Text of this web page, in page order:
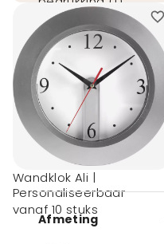
Digitale print (3)
Doming (4)
toon meer
Merk
Merkloos (1)
Afmeting
Wandklok Ali |
Personaliseerbaar
vanaf 10 stuks